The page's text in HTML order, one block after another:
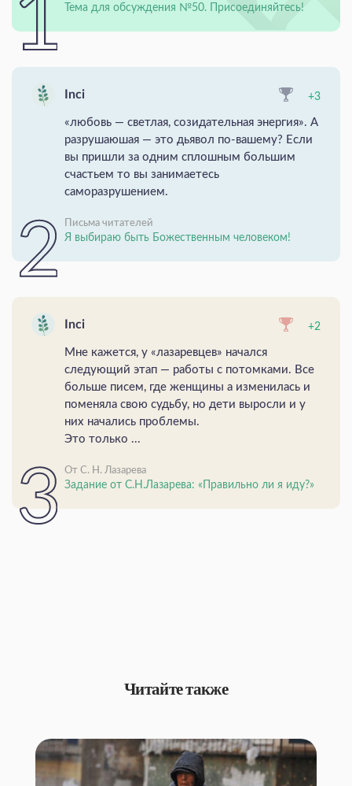
Тема для обсуждения №50. Присоединяйтесь!
Inci +3
«любовь — светлая, созидательная энергия». А
разрушаюшая — это дьявол по-вашему? Если
вы пришли за одним сплошным большим
счастьем то вы занимаетесь
саморазрушением.
Письма читателей
Я выбираю быть Божественным человеком!
Inci +2
Мне кажется, у «лазаревцев» начался
следующий этап — работы с потомками. Все
больше писем, где женщины а изменилась и
поменяла свою судьбу, но дети выросли и у
них начались проблемы.
Это только ...
От С. Н. Лазарева
Задание от С.Н.Лазарева: «Правильно ли я иду?»
Читайте также